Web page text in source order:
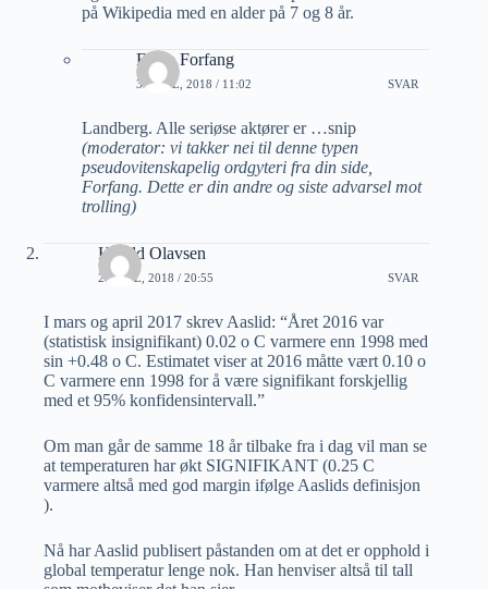
på Wikipedia med en alder på 7 og 8 år.
Folke Forfang
3 APRIL, 2018 / 11:02 SVAR
Landberg. Alle seriøse aktører er …snip
(moderator: vi takker nei til denne typen
pseudovitenskapelig ordgyteri fra din side,
Forfang. Dette er din andre og siste advarsel mot
trolling)
Harald Olavsen
2 APRIL, 2018 / 20:55 SVAR
I mars og april 2017 skrev Aaslid: “Året 2016 var
(statistisk insignifikant) 0.02 o C varmere enn 1998 med
sin +0.48 o C. Estimatet viser at 2016 måtte vært 0.10 o
C varmere enn 1998 for å være signifikant forskjellig
med et 95% konfidensintervall.”
Om man går de samme 18 år tilbake fra i dag vil man se
at temperaturen har økt SIGNIFIKANT (0.25 C
varmere altså med god margin ifølge Aaslids definisjon
).
Nå har Aaslid publisert påstanden om at det er opphold i
global temperatur lenge nok. Han henviser altså til tall